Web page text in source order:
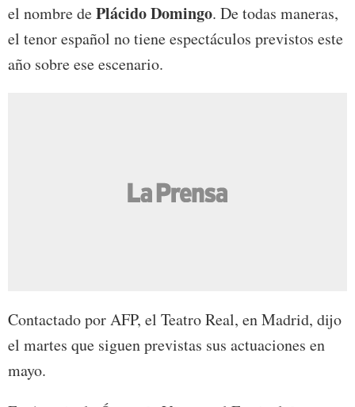
el nombre dePlácido Domingo. De todas maneras,
el tenor español no tiene espectáculos previstos este
año sobre ese escenario.
Contactado por AFP, el Teatro Real, en Madrid, dijo
el martes que siguen previstas sus actuaciones en
mayo.